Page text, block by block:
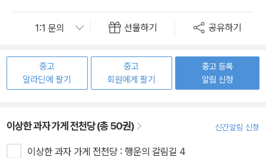
선물하기 공유하기
중고
알라딘에 팔기
중고
회원에게 팔기
중고 등록
알림 신청
이상한 과자 가게 전천당 (총 50권) 신간알림 신청
이상한 과자 가게 전천당 : 행운의 갈림길 4